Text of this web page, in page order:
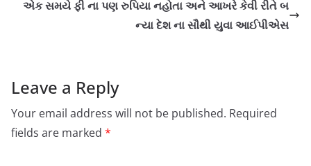
એક સમયે ફી ના પણ રુપિયા નહોતા અને આખરે કેવી રીતે બ
ન્યા દેશ ના સૌથી યુવા આઈપીએસ
Leave a Reply
Your email address will not be published. Required
fields are marked *